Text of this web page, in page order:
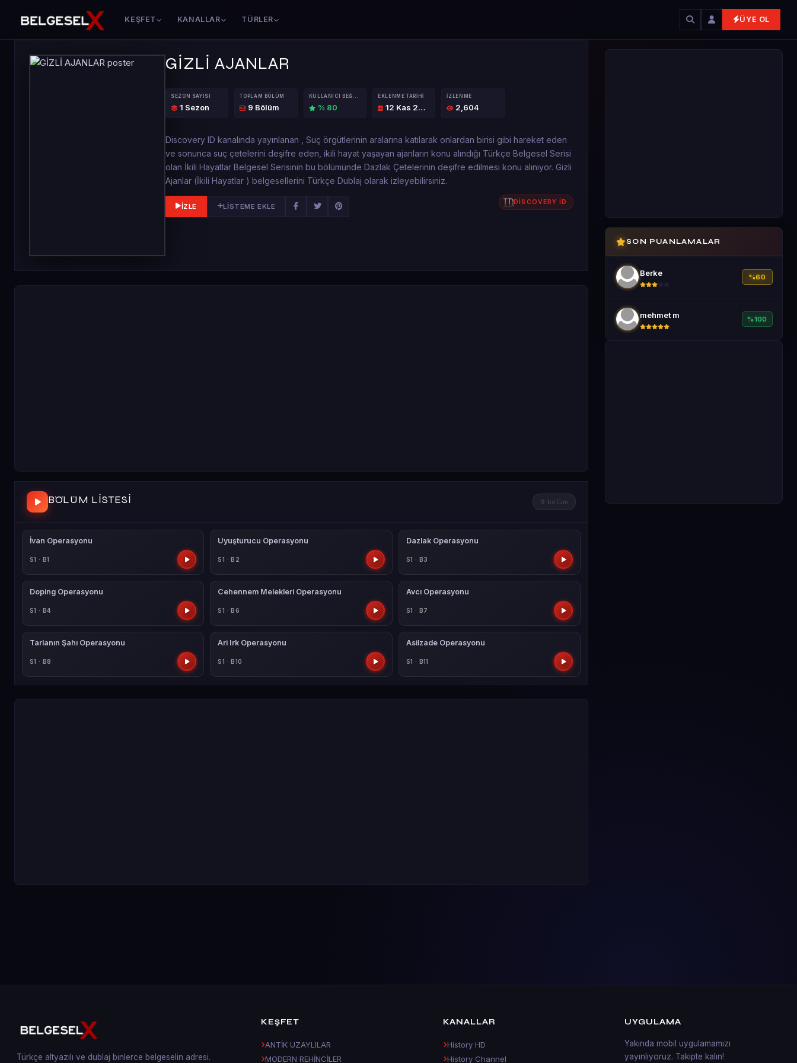
KEŞFET KANALLAR TÜRLER ÜYE OL
GİZLİ AJANLAR
SEZON SAYISI
1 Sezon
TOPLAM BÖLÜM
9 Bölüm
KULLANICI BEĞENISI
% 80
EKLENME TARIHI
12 Kas 2016
İZLENME
2,604
Discovery ID kanalında yayınlanan , Suç örgütlerinin aralarına katılarak onlardan birisi gibi hareket eden
ve sonunca suç çetelerini deşifre eden, ikili hayat yaşayan ajanların konu alındığı Türkçe Belgesel Serisi
olan İkili Hayatlar Belgesel Serisinin bu bölümünde Dazlak Çetelerinin deşifre edilmesi konu alınıyor. Gizli
Ajanlar (İkili Hayatlar ) belgesellerini Türkçe Dublaj olarak izleyebilirsiniz.
İZLE LISTEME EKLE DİSCOVERY İD
BÖLÜM LISTESI 9 bölüm
İvan Operasyonu
S1 · B1
Uyuşturucu Operasyonu
S1 · B2
Dazlak Operasyonu
S1 · B3
Doping Operasyonu
S1 · B4
Cehennem Melekleri Operasyonu
S1 · B6
Avcı Operasyonu
S1 · B7
Tarlanın Şahı Operasyonu
S1 · B8
Ari Irk Operasyonu
S1 · B10
Asilzade Operasyonu
S1 · B11
SON PUANLAMALAR
Berke %60
mehmet m %100
Türkçe altyazılı ve dublaj binlerce belgeselin adresi.
KEŞFET
ANTİK UZAYLILAR
MODERN REHİNCİLER
KANALLAR
History HD
History Channel
UYGULAMA
Yakında mobil uygulamamızı
yayınlıyoruz. Takipte kalın!